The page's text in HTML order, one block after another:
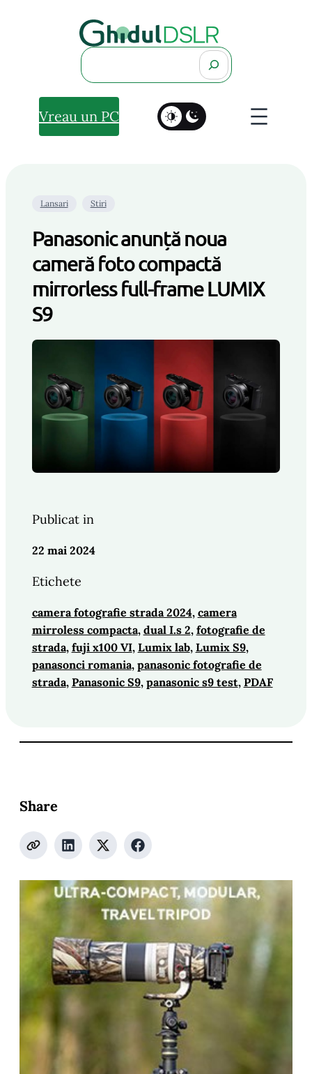
Search
Vreau un PC
Lansari Stiri
Panasonic anunță noua
cameră foto compactă
mirrorless full-frame LUMIX
S9
Publicat in
22 mai 2024
Etichete
camera fotografie strada 2024, camera
mirroless compacta, dual I.s 2, fotografie de
strada, fuji x100 VI, Lumix lab, Lumix S9 ,
panasonci romania, panasonic fotografie de
strada, Panasonic S9, panasonic s9 test, PDAF
Share